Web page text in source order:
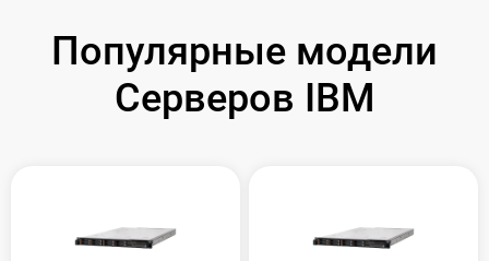
Популярные модели
Серверов IBM